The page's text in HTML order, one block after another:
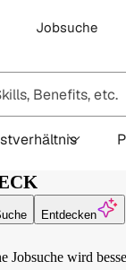
Jobsuche
Benefits, etc.
Entdecken
Jobsuche wird